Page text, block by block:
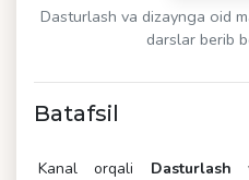
Dasturlash va dizaynga oid
darslar berib
Batafsil
Kanal orqali Dasturlash